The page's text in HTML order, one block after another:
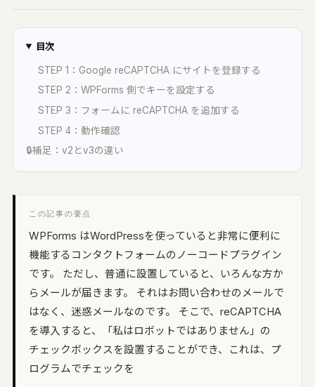
DAR
タリング・ベンチ｜編集・修復・解析・書
DAR 3D
・ADM/BW64
SPATIAL
整合｜スポットを整え、立体音響で書き出
キャプチャー
ムトーン実測｜環境に最適化して自動整音
STAGE
設計シミュレーター｜無指向 A/B・残響・
FIELD
キング一致率｜2D/3D で音場を予測
ANALYZER
ディオアナライザー｜LUFS・スペクトラ
KUON NOTE
楽譜が貼れるノート｜五線譜・レッスン録音・
マインドマップ
アナログ
目次
STEP 1：Google reCAPTCHA にサイトを登録する
STEP 2：WPForms 側でキーを設定する
STEP 3：フォームに reCAPTCHA を追加する
STEP 4：動作確認
🔒補足：v2とv3の違い
この記事の要点
WPForms はWordPressを使っていると非常に便利に
機能するコンタクトフォームのノーコードプラグイン
です。 ただし、普通に設置していると、いろんな方か
らメールが届きます。 それはお問い合わせのメールで
はなく、迷惑メールなのです。 そこで、reCAPTCHA
を導入すると、「私はロボットではありません」の
チェックボックスを設置することができ、これは、プ
ログラムでチェックを